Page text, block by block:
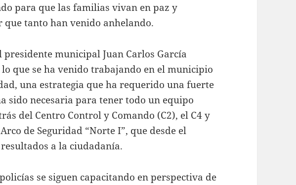
para que las familias vivan en paz y
que tanto han venido anhelando.
presidente municipal Juan Carlos García
que se ha venido trabajando en el municipio
una estrategia que ha requerido una fuerte
sido necesaria para tener todo un equipo
del Centro Control y Comando (C2), el C4 y
de Seguridad “Norte I”, que desde el
a la ciudadanía.
se siguen capacitando en perspectiva de